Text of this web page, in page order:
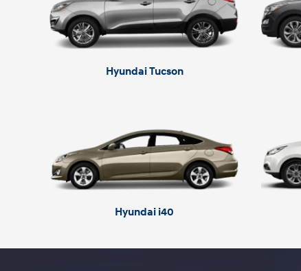
Hyundai Tucson
Hyundai i40